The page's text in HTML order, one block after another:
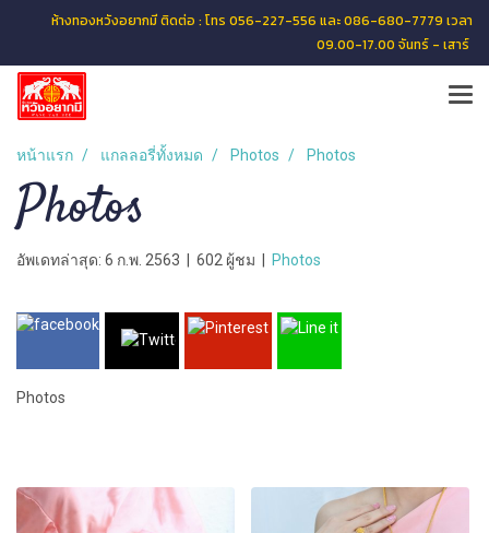
ห้างทองหวังอยากมี ติดต่อ : โทร 056-227-556 และ 086-680-7779 เวลา
09.00-17.00 จันทร์ - เสาร์
หน้าแรก แกลลอรี่ทั้งหมด Photos Photos
Photos
อัพเดทล่าสุด: 6 ก.พ. 2563 602 ผู้ชม Photos
Photos